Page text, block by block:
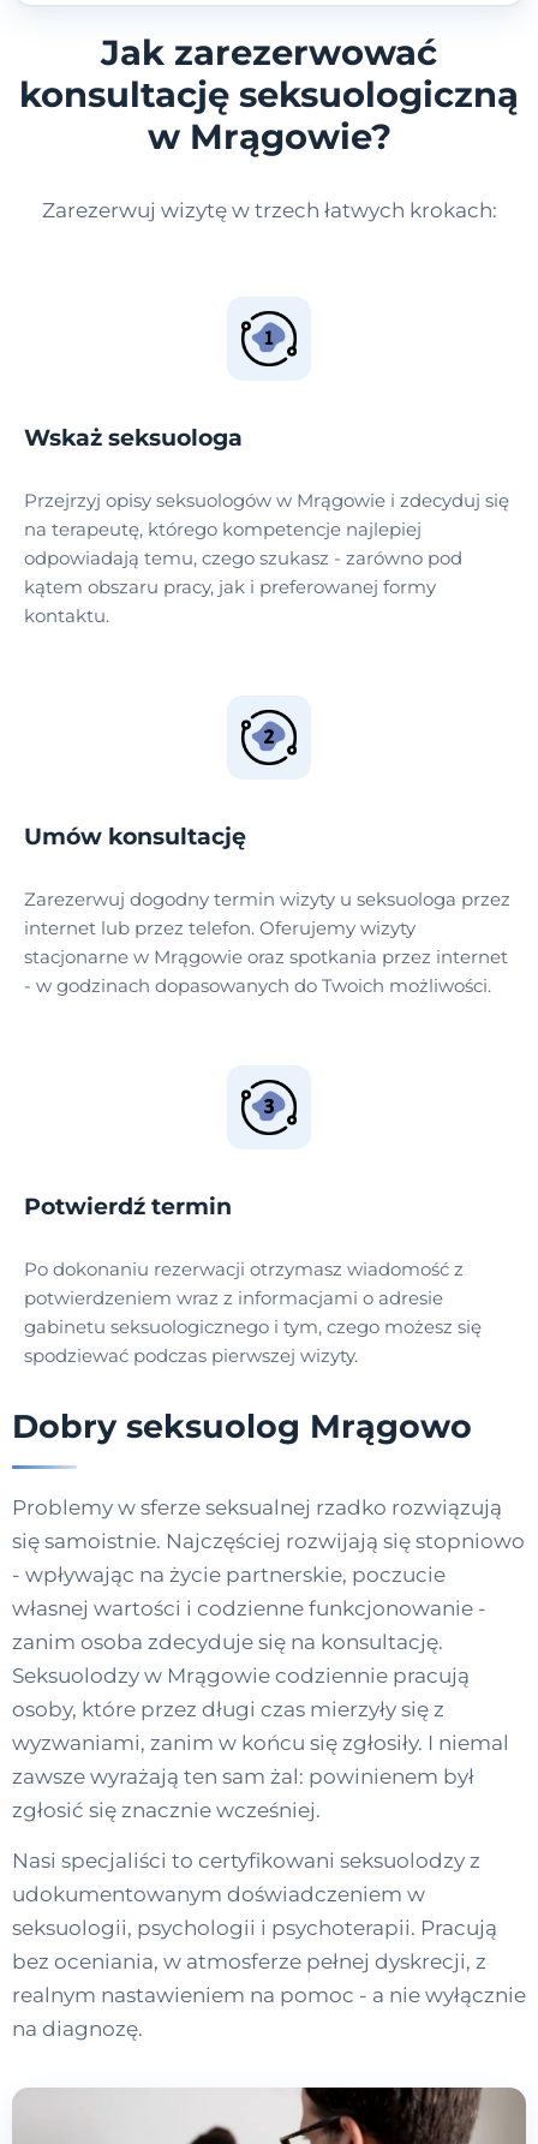
Jak zarezerwować
konsultację seksuologiczną
w Mrągowie?
Zarezerwuj wizytę w trzech łatwych krokach:
Wskaż seksuologa
Przejrzyj opisy seksuologów w Mrągowie i zdecyduj się
na terapeutę, którego kompetencje najlepiej
odpowiadają temu, czego szukasz - zarówno pod
kątem obszaru pracy, jak i preferowanej formy
kontaktu.
Umów konsultację
Zarezerwuj dogodny termin wizyty u seksuologa przez
internet lub przez telefon. Oferujemy wizyty
stacjonarne w Mrągowie oraz spotkania przez internet
- w godzinach dopasowanych do Twoich możliwości.
Potwierdź termin
Po dokonaniu rezerwacji otrzymasz wiadomość z
potwierdzeniem wraz z informacjami o adresie
gabinetu seksuologicznego i tym, czego możesz się
spodziewać podczas pierwszej wizyty.
Dobry seksuolog Mrągowo
Problemy w sferze seksualnej rzadko rozwiązują
się samoistnie. Najczęściej rozwijają się stopniowo
- wpływając na życie partnerskie, poczucie
własnej wartości i codzienne funkcjonowanie -
zanim osoba zdecyduje się na konsultację.
Seksuolodzy w Mrągowie codziennie pracują
osoby, które przez długi czas mierzyły się z
wyzwaniami, zanim w końcu się zgłosiły. I niemal
zawsze wyrażają ten sam żal: powinienem był
zgłosić się znacznie wcześniej.
Nasi specjaliści to certyfikowani seksuolodzy z
udokumentowanym doświadczeniem w
seksuologii, psychologii i psychoterapii. Pracują
bez oceniania, w atmosferze pełnej dyskrecji, z
realnym nastawieniem na pomoc - a nie wyłącznie
na diagnozę.